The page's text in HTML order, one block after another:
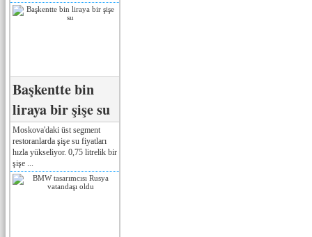
Başkentte bin
liraya bir şişe su
Moskova'daki üst segment
restoranlarda şişe su fiyatları
hızla yükseliyor. 0,75 litrelik bir
şişe ...